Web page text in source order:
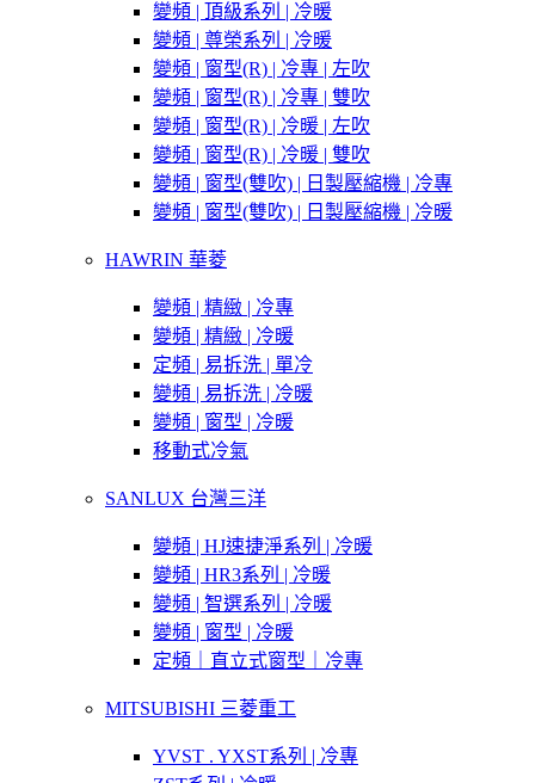
變頻 | 頂級系列 | 冷暖
變頻 | 尊榮系列 | 冷暖
變頻 | 窗型(R) | 冷專 | 左吹
變頻 | 窗型(R) | 冷專 | 雙吹
變頻 | 窗型(R) | 冷暖 | 左吹
變頻 | 窗型(R) | 冷暖 | 雙吹
變頻 | 窗型(雙吹) | 日製壓縮機 | 冷專
變頻 | 窗型(雙吹) | 日製壓縮機 | 冷暖
HAWRIN 華菱
變頻 | 精緻 | 冷專
變頻 | 精緻 | 冷暖
定頻 | 易拆洗 | 單冷
變頻 | 易拆洗 | 冷暖
變頻 | 窗型 | 冷暖
移動式冷氣
SANLUX 台灣三洋
變頻 | HJ速捷淨系列 | 冷暖
變頻 | HR3系列 | 冷暖
變頻 | 智選系列 | 冷暖
變頻 | 窗型 | 冷暖
定頻｜直立式窗型｜冷專
MITSUBISHI 三菱重工
YVST . YXST系列 | 冷專